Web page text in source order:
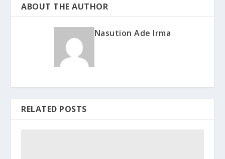
ABOUT THE AUTHOR
Nasution Ade Irma
RELATED POSTS